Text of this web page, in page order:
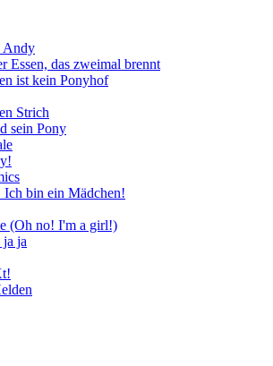
Andy
Essen, das zweimal brennt
ist kein Ponyhof
Strich
sein Pony
Ich bin ein Mädchen!
(Oh no! I'm a girl!)
ja